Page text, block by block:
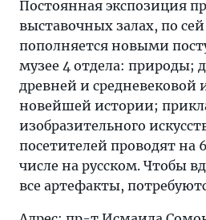
Постоянная экспозиция
выставочных залах, по
пополняется новыми
музее 4 отдела: природы;
древней и средневековой
новейшей истории;
изобразительного
посетителей проводят на
числе на русском. Чтобы
все артефакты,